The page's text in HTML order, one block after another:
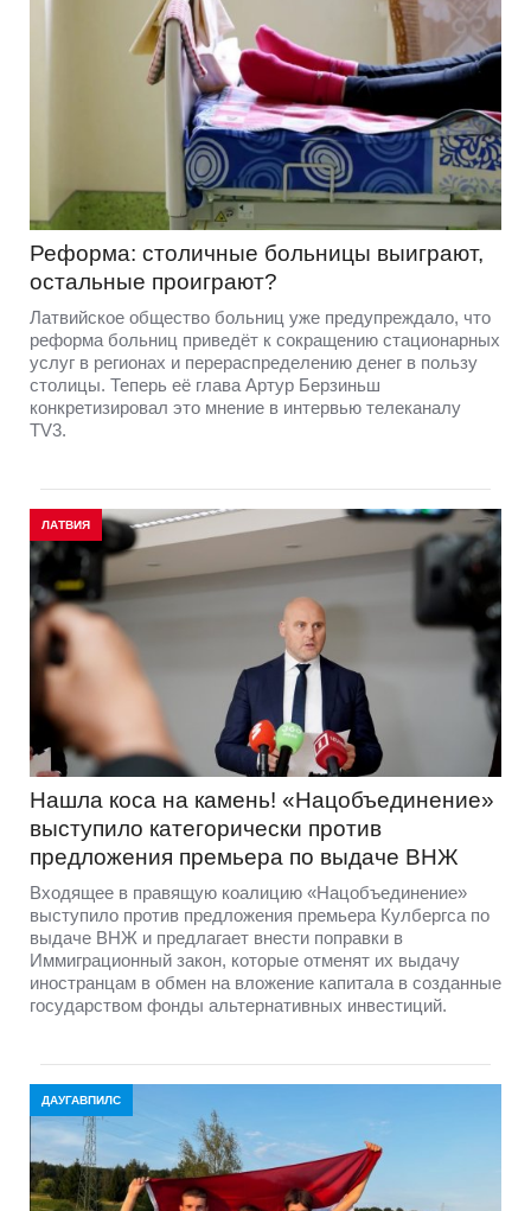
Реформа: столичные больницы выиграют,
остальные проиграют?
Латвийское общество больниц уже предупреждало, что
реформа больниц приведёт к сокращению стационарных
услуг в регионах и перераспределению денег в пользу
столицы. Теперь её глава Артур Берзиньш
конкретизировал это мнение в интервью телеканалу
TV3.
ЛАТВИЯ
Нашла коса на камень! «Нацобъединение»
выступило категорически против
предложения премьера по выдаче ВНЖ
Входящее в правящую коалицию «Нацобъединение»
выступило против предложения премьера Кулбергса по
выдаче ВНЖ и предлагает внести поправки в
Иммиграционный закон, которые отменят их выдачу
иностранцам в обмен на вложение капитала в созданные
государством фонды альтернативных инвестиций.
ДАУГАВПИЛС